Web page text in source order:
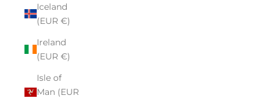
Iceland
(EUR €)
Ireland
(EUR €)
Isle of
Man (EUR